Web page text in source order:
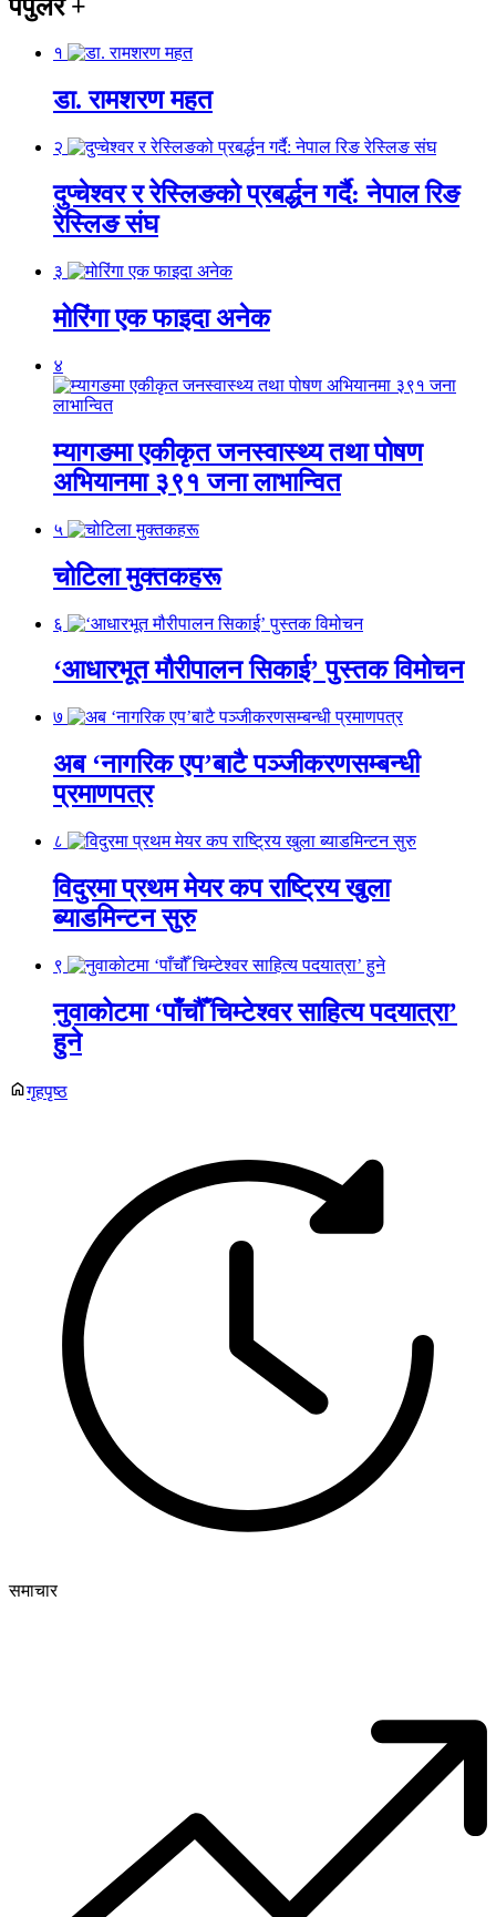
पपुलर+
१
डा. रामशरण महत
२
दुप्चेश्वर र रेस्लिङको प्रबर्द्धन गर्दै: नेपाल रिङ
रेस्लिङ संघ
३
मोरिंगा एक फाइदा अनेक
४
म्यागङमा एकीकृत जनस्वास्थ्य तथा पोषण
अभियानमा ३९१ जना लाभान्वित
५
चोटिला मुक्तकहरू
६
‘आधारभूत मौरीपालन सिकाई’ पुस्तक विमोचन
७
अब ‘नागरिक एप’बाटै पञ्जीकरणसम्बन्धी
प्रमाणपत्र
८
विदुरमा प्रथम मेयर कप राष्ट्रिय खुला
ब्याडमिन्टन सुरु
९
नुवाकोटमा ‘पाँचौँ चिम्टेश्वर साहित्य पदयात्रा’
हुने
गृहपृष्ठ
समाचार